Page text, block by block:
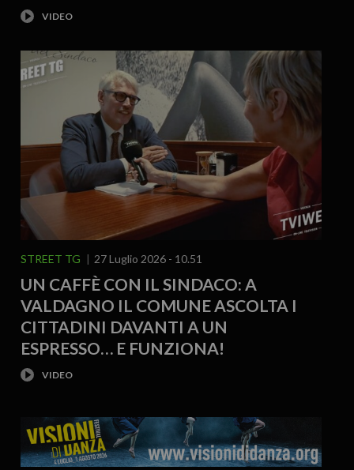
STREET TG 27 Luglio 2026 - 10.51
UN CAFFÈ CON IL SINDACO: A
VALDAGNO IL COMUNE ASCOLTA I
CITTADINI DAVANTI A UN
ESPRESSO… E FUNZIONA!